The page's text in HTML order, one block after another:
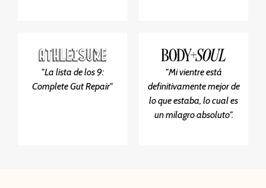
"La lista de los 9:
Complete Gut Repair"
"Mi vientre está
definitivamente mejor de
lo que estaba, lo cual es
un milagro absoluto".